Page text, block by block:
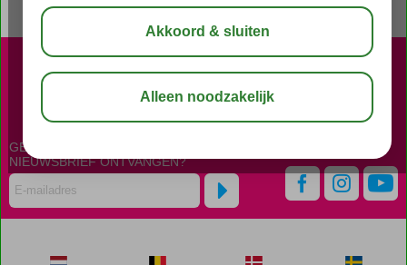
023 - 7510606
GEPERSONALISEERDE
NIEUWSBRIEF ONTVANGEN?